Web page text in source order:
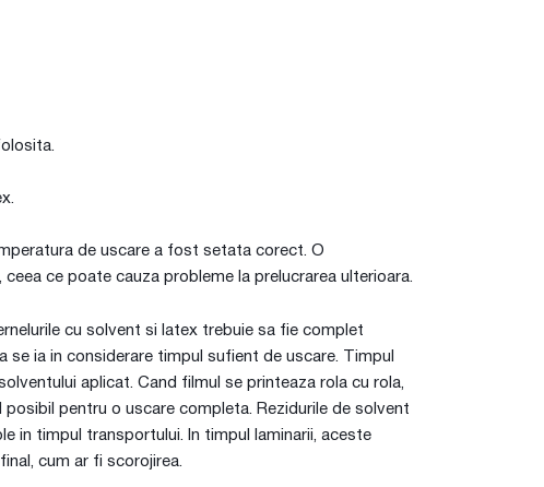
de uscare a fost setata corect. O
ce poate cauza probleme la prelucrarea ulterioara.
cu solvent si latex trebuie sa fie complet
ia in considerare timpul sufient de uscare. Timpul
aplicat. Cand filmul se printeaza rola cu rola,
pentru o uscare completa. Rezidurile de solvent
in timpul transportului. In timpul laminarii, aceste
cum ar fi scorojirea.